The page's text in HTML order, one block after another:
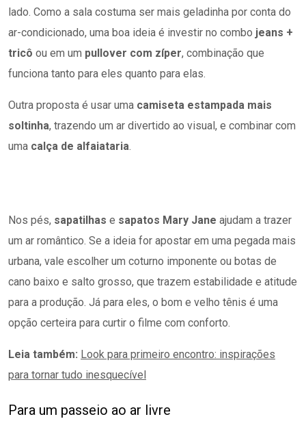
lado. Como a sala costuma ser mais geladinha por conta do
ar-condicionado, uma boa ideia é investir no combo jeans +
tricô ou em um pullover com zíper, combinação que
funciona tanto para eles quanto para elas.
Outra proposta é usar uma camiseta estampada mais
soltinha, trazendo um ar divertido ao visual, e combinar com
uma calça de alfaiataria.
Nos pés, sapatilhas e sapatos Mary Jane ajudam a trazer
um ar romântico. Se a ideia for apostar em uma pegada mais
urbana, vale escolher um coturno imponente ou botas de
cano baixo e salto grosso, que trazem estabilidade e atitude
para a produção. Já para eles, o bom e velho tênis é uma
opção certeira para curtir o filme com conforto.
Leia também: Look para primeiro encontro: inspirações
para tornar tudo inesquecível
Para um passeio ao ar livre